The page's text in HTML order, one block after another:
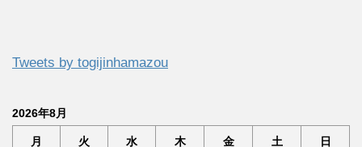
Tweets by togijinhamazou
2026年8月
月 火 水 木 金 土 日